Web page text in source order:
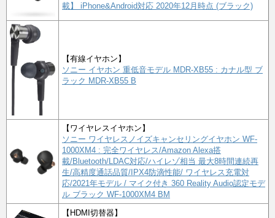
載】 iPhone&Android対応 2020年12月時点 (ブラック)
【有線イヤホン】
ソニー イヤホン 重低音モデル MDR-XB55 : カナル型 ブ
ラック MDR-XB55 B
【ワイヤレスイヤホン】
ソニー ワイヤレスノイズキャンセリングイヤホン WF-
1000XM4 : 完全ワイヤレス/Amazon Alexa搭
載/Bluetooth/LDAC対応/ハイレゾ相当 最大8時間連続再
生/高精度通話品質/IPX4防滴性能/ ワイヤレス充電対
応/2021年モデル / マイク付き 360 Reality Audio認定モデ
ル ブラック WF-1000XM4 BM
【HDMI切替器】